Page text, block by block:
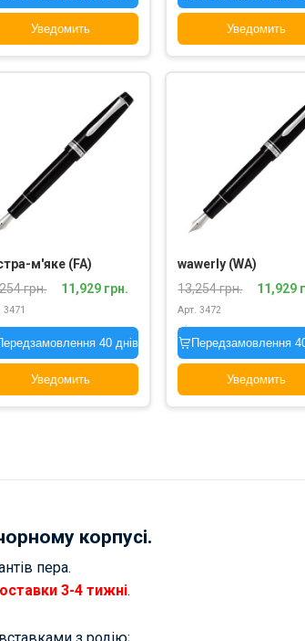
Уведомить Уведомить
м'яке (FA)
грн.
11,929 грн.
3471
замовлення
40 днів
Уведомить
wawerly (WA)
13,254 грн.
11,929
Арт. 3472
під замовлення
Передзамовлення
Уведомить
корпусі.
пера.
3-4 тижні.